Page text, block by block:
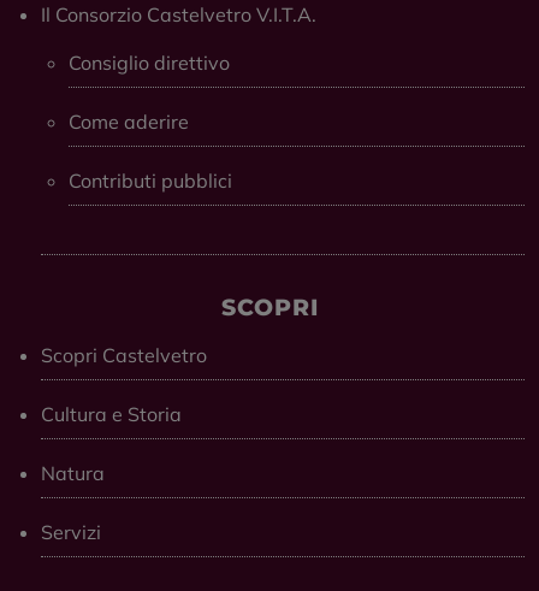
Il Consorzio Castelvetro V.I.T.A.
Consiglio direttivo
Come aderire
Contributi pubblici
SCOPRI
Scopri Castelvetro
Cultura e Storia
Natura
Servizi